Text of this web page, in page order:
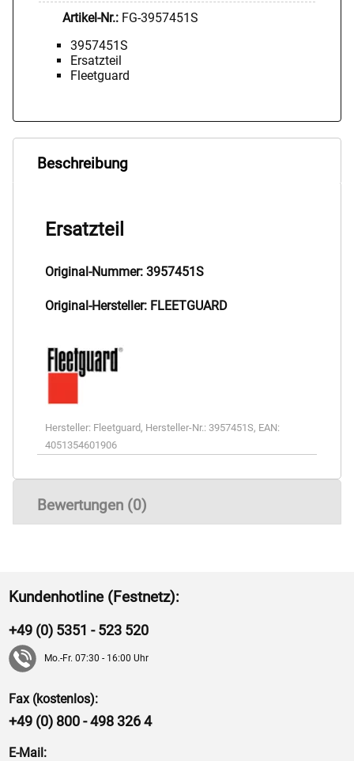
Artikel-Nr.: FG-3957451S
3957451S
Ersatzteil
Fleetguard
Beschreibung
Ersatzteil
Original-Nummer: 3957451S
Original-Hersteller: FLEETGUARD
Hersteller: Fleetguard , Hersteller-Nr.: 3957451S, EAN:
4051354601906
Bewertungen (0)
Kundenhotline (Festnetz):
+49 (0) 5351 - 523 520
Mo.-Fr. 07:30 - 16:00 Uhr
Fax (kostenlos):
+49 (0) 800 - 498 326 4
E-Mail: